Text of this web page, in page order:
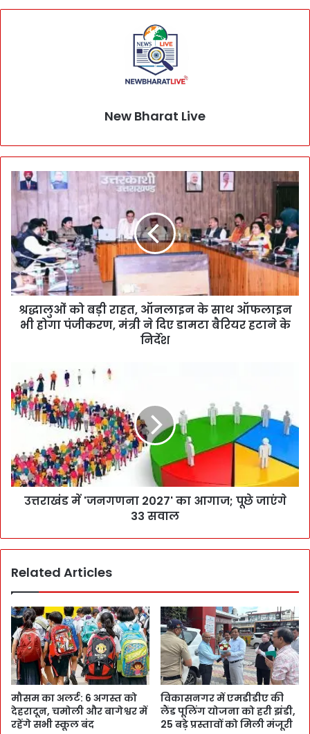
New Bharat Live
श्रद्धालुओं को बड़ी राहत, ऑनलाइन के साथ ऑफलाइन
भी होगा पंजीकरण, मंत्री ने दिए डामटा बैरियर हटाने के
निर्देश
उत्तराखंड में 'जनगणना 2027' का आगाज; पूछे जाएंगे
33 सवाल
Related Articles
मौसम का अलर्ट: 6 अगस्त को
देहरादून, चमोली और बागेश्वर में
रहेंगे सभी स्कूल बंद
विकासनगर में एमडीडीए की
लैंड पूलिंग योजना को हरी झंडी,
25 बड़े प्रस्तावों को मिली मंजूरी